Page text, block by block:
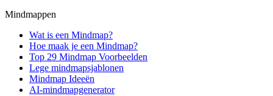
Mindmappen
Wat is een Mindmap?
Hoe maak je een Mindmap?
Top 29 Mindmap Voorbeelden
Lege mindmapsjablonen
Mindmap Ideeën
AI-mindmapgenerator